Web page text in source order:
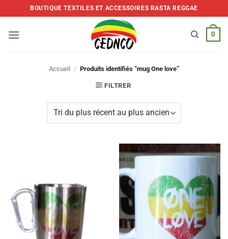
to
BOUTIQUE TEXTILES ET ACCESSOIRES RASTA REGGAE
0
Accueil / Produits identifiés “mug One love”
FILTRER